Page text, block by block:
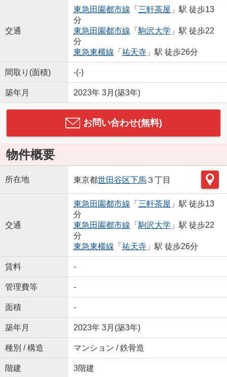
交通
東急田園都市線 「 三軒茶屋 」駅 徒歩13
分
東急田園都市線 「 駒沢大学 」駅 徒歩22
分
東急東横線 「 祐天寺」駅 徒歩26分
間取り(面積) -(-)
築年月 2023年 3月(築3年)
お問い合わせ(無料)
物件概要
所在地 東京都世田谷区下馬３丁目
交通
東急田園都市線 「 三軒茶屋 」駅 徒歩13
分
東急田園都市線 「 駒沢大学 」駅 徒歩22
分
東急東横線 「 祐天寺」駅 徒歩26分
賃料 -
管理費等 -
面積 -
築年月 2023年 3月(築3年)
種別 / 構造 マンション / 鉄骨造
階建 3階建